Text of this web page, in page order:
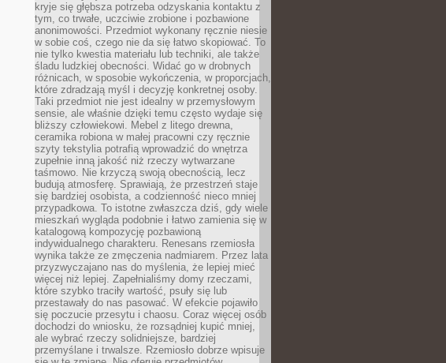
kryje się głębsza potrzeba odzyskania kontaktu z
tym, co trwałe, uczciwie zrobione i pozbawione
anonimowości. Przedmiot wykonany ręcznie niesie
w sobie coś, czego nie da się łatwo skopiować. To
nie tylko kwestia materiału lub techniki, ale także
śladu ludzkiej obecności. Widać go w drobnych
różnicach, w sposobie wykończenia, w proporcjach,
które zdradzają myśl i decyzję konkretnej osoby.
Taki przedmiot nie jest idealny w przemysłowym
sensie, ale właśnie dzięki temu często wydaje się
bliższy człowiekowi. Mebel z litego drewna,
ceramika robiona w małej pracowni czy ręcznie
szyty tekstylia potrafią wprowadzić do wnętrza
zupełnie inną jakość niż rzeczy wytwarzane
taśmowo. Nie krzyczą swoją obecnością, lecz
budują atmosferę. Sprawiają, że przestrzeń staje
się bardziej osobista, a codzienność nieco mniej
przypadkowa. To istotne zwłaszcza dziś, gdy wiele
mieszkań wygląda podobnie i łatwo zamienia się w
katalogową kompozycję pozbawioną
indywidualnego charakteru. Renesans rzemiosła
wynika także ze zmęczenia nadmiarem. Przez lata
przyzwyczajano nas do myślenia, że lepiej mieć
więcej niż lepiej. Zapełnialiśmy domy rzeczami,
które szybko traciły wartość, psuły się lub
przestawały do nas pasować. W efekcie pojawiło
się poczucie przesytu i chaosu. Coraz więcej osób
dochodzi do wniosku, że rozsądniej kupić mniej,
ale wybrać rzeczy solidniejsze, bardziej
przemyślane i trwalsze. Rzemiosło dobrze wpisuje